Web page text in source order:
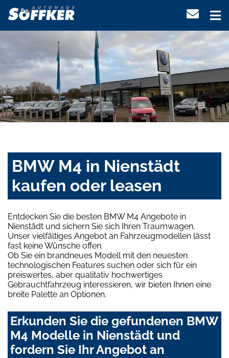
BMW M4 in Nienstädt
kaufen oder leasen
Entdecken Sie die besten BMW M4 Angebote in
Nienstädt und sichern Sie sich Ihren Traumwagen.
Unser vielfältiges Angebot an Fahrzeugmodellen lässt
fast keine Wünsche offen.
Ob Sie ein brandneues Modell mit den neuesten
technologischen Features suchen oder sich für ein
preiswertes, aber qualitativ hochwertiges
Gebrauchtfahrzeug interessieren, wir bieten Ihnen eine
breite Palette an Optionen.
Erkunden Sie die gefundenen BMW
M4 Modelle in Nienstädt und
fordern Sie Ihr Angebot an